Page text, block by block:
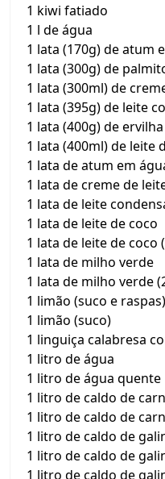
1 kiwi fatiado
1 l de água
1 lata (170g) de atum
1 lata (300g) de
1 lata (300ml) de
1 lata (395g) de leite
1 lata (400g) de
1 lata (400ml) de leite
1 lata de atum em
1 lata de creme de
1 lata de leite
1 lata de leite de coco
1 lata de leite de coco
1 lata de milho verde
1 lata de milho verde
1 limão (suco e raspas)
1 limão (suco)
1 linguiça calabresa
1 litro de água
1 litro de água quente
1 litro de caldo de
1 litro de caldo de
1 litro de caldo de
1 litro de caldo de
1 litro de caldo de